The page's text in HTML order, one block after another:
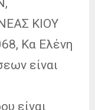
ΚΙΟΥ
Κα Ελένη
είναι
είναι